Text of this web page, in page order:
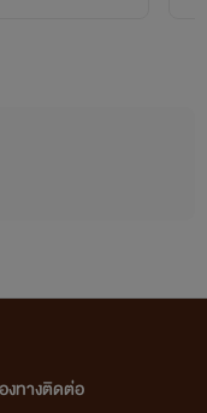
งทางติดต่อ